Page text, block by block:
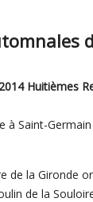
Huitièmes
à Saint-
de la Gironde
de la